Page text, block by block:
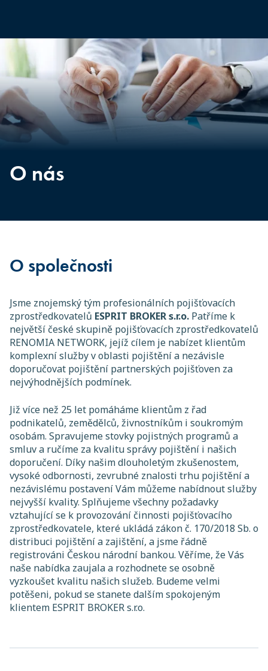
O nás
O společnosti
Jsme znojemský tým profesionálních pojišťovacích
zprostředkovatelů ESPRIT BROKER s.r.o. Patříme k
největší české skupině pojišťovacích zprostředkovatelů
RENOMIA NETWORK, jejíž cílem je nabízet klientům
komplexní služby v oblasti pojištění a nezávisle
doporučovat pojištění partnerských pojišťoven za
nejvýhodnějších podmínek.
Již více než 25 let pomáháme klientům z řad
podnikatelů, zemědělců, živnostníkům i soukromým
osobám. Spravujeme stovky pojistných programů a
smluv a ručíme za kvalitu správy pojištění i našich
doporučení. Díky našim dlouholetým zkušenostem,
vysoké odbornosti, zevrubné znalosti trhu pojištění a
nezávislému postavení Vám můžeme nabídnout služby
nejvyšší kvality. Splňujeme všechny požadavky
vztahující se k provozování činnosti pojišťovacího
zprostředkovatele, které ukládá zákon č. 170/2018 Sb. o
distribuci pojištění a zajištění, a jsme řádně
registrováni Českou národní bankou. Věříme, že Vás
naše nabídka zaujala a rozhodnete se osobně
vyzkoušet kvalitu našich služeb. Budeme velmi
potěšeni, pokud se stanete dalším spokojeným
klientem ESPRIT BROKER s.r.o.